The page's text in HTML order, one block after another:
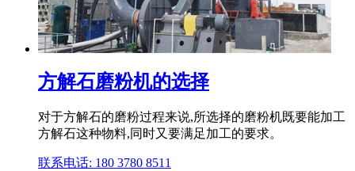
方解石磨粉机的选择
对于方解石的磨粉过程来说,所选择的磨粉机既要能加工
方解石这种物料,同时又要满足加工的要求。
联系电话: 180 3780 8511